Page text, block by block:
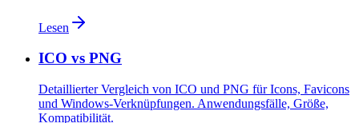
Lesen
ICO vs PNG
Detaillierter Vergleich von ICO und PNG für Icons, Favicons
und Windows-Verknüpfungen. Anwendungsfälle, Größe,
Kompatibilität.